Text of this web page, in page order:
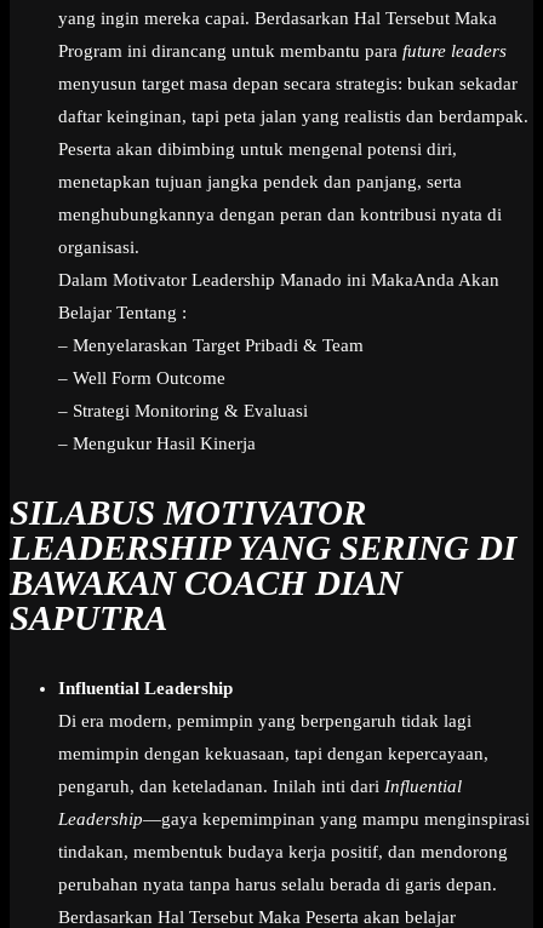
yang ingin mereka capai. Berdasarkan Hal Tersebut Maka
Program ini dirancang untuk membantu para future leaders
menyusun target masa depan secara strategis: bukan sekadar
daftar keinginan, tapi peta jalan yang realistis dan berdampak.
Peserta akan dibimbing untuk mengenal potensi diri,
menetapkan tujuan jangka pendek dan panjang, serta
menghubungkannya dengan peran dan kontribusi nyata di
organisasi.
Dalam Motivator Leadership Manado ini MakaAnda Akan
Belajar Tentang :
– Menyelaraskan Target Pribadi & Team
– Well Form Outcome
– Strategi Monitoring & Evaluasi
– Mengukur Hasil Kinerja
SILABUS MOTIVATOR
LEADERSHIP YANG SERING DI
BAWAKAN COACH DIAN
SAPUTRA
Influential Leadership
Di era modern, pemimpin yang berpengaruh tidak lagi
memimpin dengan kekuasaan, tapi dengan kepercayaan,
pengaruh, dan keteladanan. Inilah inti dari Influential
Leadership—gaya kepemimpinan yang mampu menginspirasi
tindakan, membentuk budaya kerja positif, dan mendorong
perubahan nyata tanpa harus selalu berada di garis depan.
Berdasarkan Hal Tersebut Maka Peserta akan belajar